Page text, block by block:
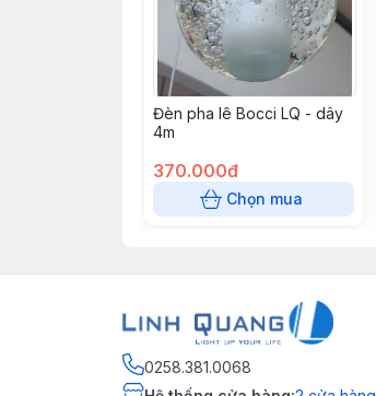
Đèn pha lê Bocci LQ - dây
4m
370.000đ
Chọn mua
0258.381.0068